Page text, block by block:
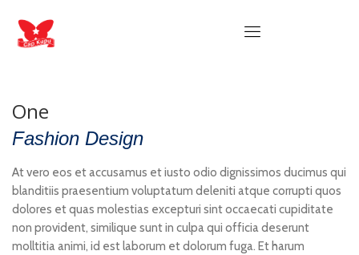
One
Fashion Design
At vero eos et accusamus et iusto odio dignissimos ducimus qui
blanditiis praesentium voluptatum deleniti atque corrupti quos
dolores et quas molestias excepturi sint occaecati cupiditate
non provident, similique sunt in culpa qui officia deserunt
molltitia animi, id est laborum et dolorum fuga. Et harum